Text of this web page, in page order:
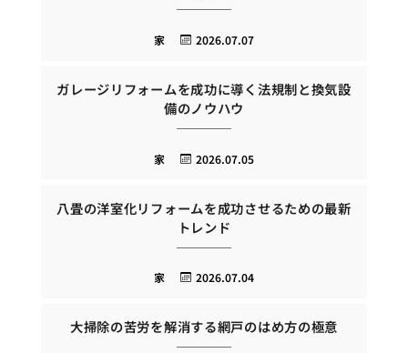
2026.07.07
家
ガレージリフォームを成功に導く法規制と換気設
備のノウハウ
2026.07.05
家
八畳の洋室化リフォームを成功させるための最新
トレンド
2026.07.04
家
大掃除の苦労を解消する網戸のはめ方の極意